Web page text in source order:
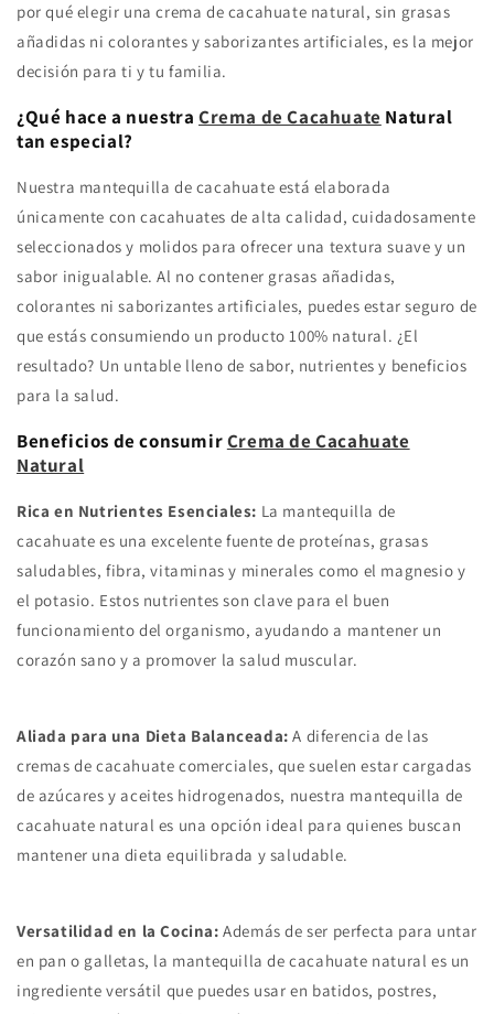
por qué elegir una crema de cacahuate natural, sin grasas
añadidas ni colorantes y saborizantes artificiales, es la mejor
decisión para ti y tu familia.
¿Qué hace a nuestraCrema de Cacahuate Natural
tan especial?
Nuestra mantequilla de cacahuate está elaborada
únicamente con cacahuates de alta calidad, cuidadosamente
seleccionados y molidos para ofrecer una textura suave y un
sabor inigualable. Al no contener grasas añadidas,
colorantes ni saborizantes artificiales, puedes estar seguro de
que estás consumiendo un producto 100% natural. ¿El
resultado? Un untable lleno de sabor, nutrientes y beneficios
para la salud.
Beneficios de consumirCrema de Cacahuate
Natural
Rica en Nutrientes Esenciales: La mantequilla de
cacahuate es una excelente fuente de proteínas, grasas
saludables, fibra, vitaminas y minerales como el magnesio y
el potasio. Estos nutrientes son clave para el buen
funcionamiento del organismo, ayudando a mantener un
corazón sano y a promover la salud muscular.
Aliada para una Dieta Balanceada: A diferencia de las
cremas de cacahuate comerciales, que suelen estar cargadas
de azúcares y aceites hidrogenados, nuestra mantequilla de
cacahuate natural es una opción ideal para quienes buscan
mantener una dieta equilibrada y saludable.
Versatilidad en la Cocina: Además de ser perfecta para untar
en pan o galletas, la mantequilla de cacahuate natural es un
ingrediente versátil que puedes usar en batidos, postres,